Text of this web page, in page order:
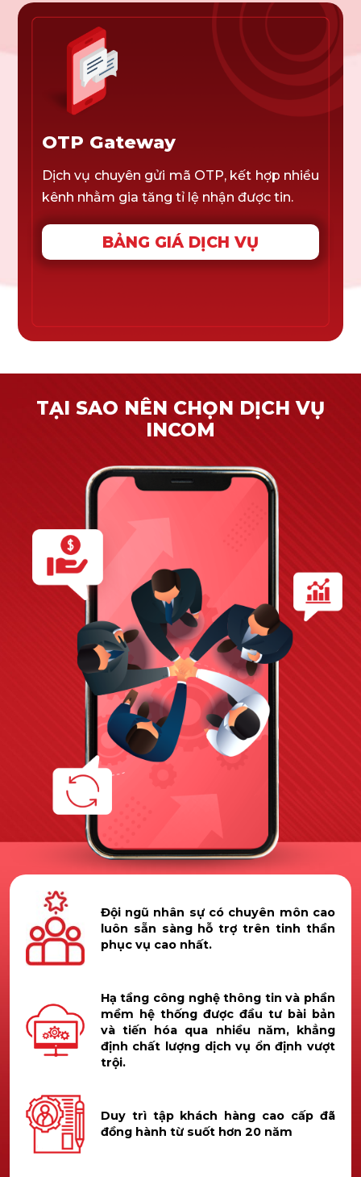
OTP Gateway
Dịch vụ chuyên gửi mã OTP, kết hợp nhiều
kênh nhằm gia tăng tỉ lệ nhận được tin.
BẢNG GIÁ DỊCH VỤ
TẠI SAO NÊN CHỌN DỊCH VỤ
INCOM
Đội ngũ nhân sự có chuyên môn cao
luôn sẵn sàng hỗ trợ trên tinh thần
phục vụ cao nhất.
Hạ tầng công nghệ thông tin và phần
mềm hệ thống được đầu tư bài bản
và tiến hóa qua nhiều năm, khẳng
định chất lượng dịch vụ ổn định vượt
trội.
Duy trì tập khách hàng cao cấp đã
đồng hành từ suốt hơn 20 năm